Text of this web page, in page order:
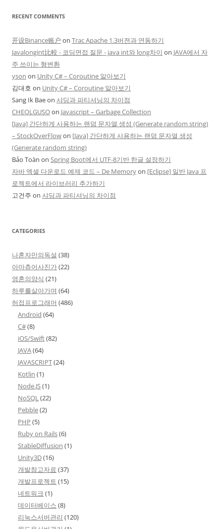
RECENT COMMENTS
开设Binance账户 on Trac Apache 1.3버젼과 연동하기
Javalongint比較 - 코딩면접 질문 - java int와 long차이 on JAVA에서 자
주 쓰이는 형변환
yson on Unity C# – Coroutine 알아보기
김대호 on Unity C# – Coroutine 알아보기
Sang Ik Baeon 샤딩과 파티셔닝의 차이점
CHEOLGUSOon Javascript – Garbage Collection
[Java] 간단하게 사용하는 랜덤 문자열 생성 (Generate random string)
– StockOverFlowon [Java] 간단하게 사용하는 랜덤 문자열 생성
(Generate random string)
Bảo Toàn on Spring Boot에서 UTF-8기반 한글 설정하기
자바 엑셀 다운로드 예제 코드 – De Memoryon [Eclipse] 일반 Java 프
로젝트에서 라이브러리 추가하기
고건주 on 샤딩과 파티셔닝의 차이점
CATEGORIES
나혼자만의독설 (38)
아마츄어사진가(22)
영혼의양식 (21)
하루를살아가며 (64)
허접프로그래머 (486)
Android (64)
C#(8)
iOS/Swift(82)
JAVA(64)
JAVASCRIPT(24)
Kotlin (1)
Node.JS(1)
NoSQL(22)
Pebble(2)
PHP (5)
Ruby on Rails(6)
StableDiffusion (1)
Unity3D(16)
개발참고자료 (37)
개발프로젝트 (15)
네트워크 (1)
데이터베이스 (8)
리눅스서버관리 (120)